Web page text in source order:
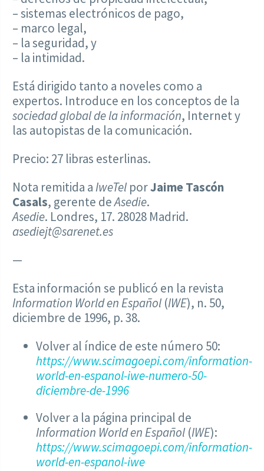
– sistemas electrónicos de pago,
– marco legal,
– la seguridad, y
– la intimidad.
Está dirigido tanto a noveles como a
expertos. Introduce en los conceptos de la
sociedad global de la información, Internet y
las autopistas de la comunicación.
Precio: 27 libras esterlinas.
Nota remitida aIweTel porJaime Tascón
Casals, gerente deAsedie.
Asedie. Londres, 17. 28028 Madrid.
asediejt@sarenet.es
—
Esta información se publicó en la revista
Information World en Español (IWE), n. 50,
diciembre de 1996, p. 38.
Volver al índice de este número 50:
https://www.scimagoepi.com/information-
world-en-espanol-iwe-numero-50-
diciembre-de-1996
Volver a la página principal de
Information World en Español (IWE):
https://www.scimagoepi.com/information-
world-en-espanol-iwe